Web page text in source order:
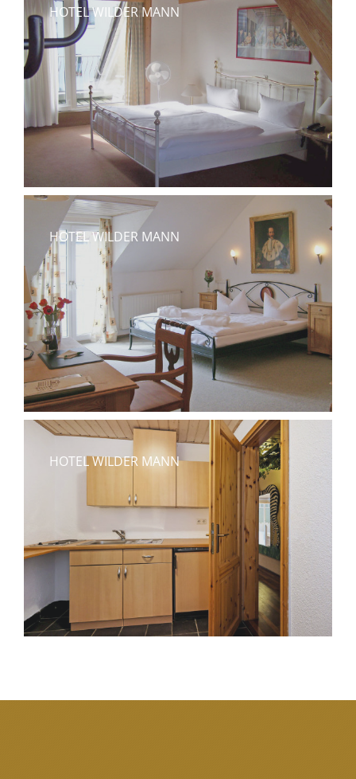
HOTEL WILDER MANN
HOTEL WILDER MANN
HOTEL WILDER MANN